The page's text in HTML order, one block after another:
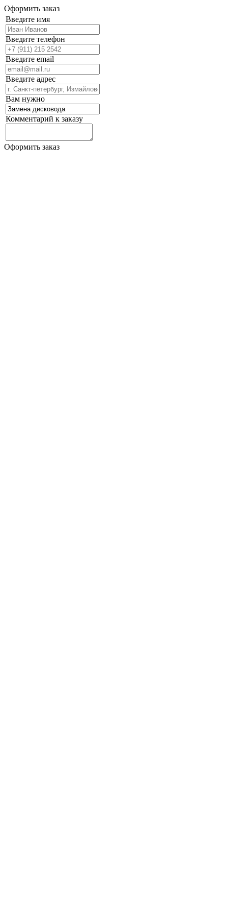
Оформить заказ
Введите имя
Введите телефон
Введите email
Введите адрес
Вам нужно
Комментарий к заказу
Оформить заказ